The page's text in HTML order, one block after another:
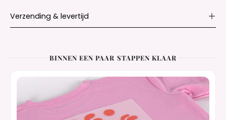
Verzending & levertijd
BINNEN EEN PAAR STAPPEN KLAAR